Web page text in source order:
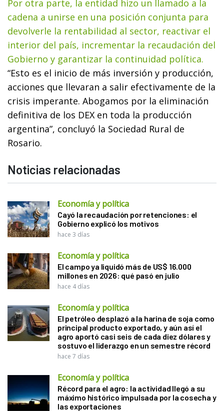
Por otra parte, la entidad hizo un llamado a la
cadena a unirse en una posición conjunta para
devolverle la rentabilidad al sector, reactivar el
interior del país, incrementar la recaudación del
Gobierno y garantizar la continuidad política.
“Esto es el inicio de más inversión y producción,
acciones que llevaran a salir efectivamente de la
crisis imperante. Abogamos por la eliminación
definitiva de los DEX en toda la producción
argentina”, concluyó la Sociedad Rural de
Rosario.
Noticias relacionadas
Economía y política
Cayó la recaudación por retenciones: el
Gobierno explicó los motivos
hace 3 días
Economía y política
El campo ya liquidó más de US$ 16.000
millones en 2026: qué pasó en julio
hace 4 días
Economía y política
El petróleo desplazó a la harina de soja como
principal producto exportado, y aún así el
agro aportó casi seis de cada diez dólares y
sostuvo el liderazgo en un semestre récord
hace 7 días
Economía y política
Récord para el agro: la actividad llegó a su
máximo histórico impulsada por la cosecha y
las exportaciones